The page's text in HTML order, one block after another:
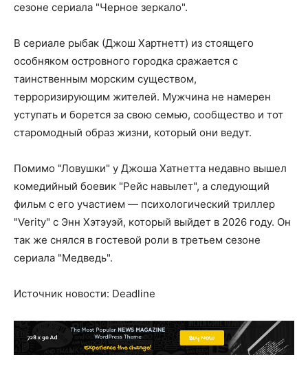
сезоне сериала "Черное зеркало".
В сериале рыбак (Джош Хартнетт) из стоящего
особняком островного городка сражается с
таинственным морским существом,
терроризирующим жителей. Мужчина не намерен
уступать и борется за свою семью, сообщество и тот
старомодный образ жизни, который они ведут.
Помимо "Ловушки" у Джоша Хатнетта недавно вышел
комедийный боевик "Рейс навылет", а следующий
фильм с его участием — психологический триллер
"Verity" с Энн Хэтэуэй, который выйдет в 2026 году. Он
так же снялся в гостевой роли в третьем сезоне
сериала "Медведь".
Источник новости: Deadline